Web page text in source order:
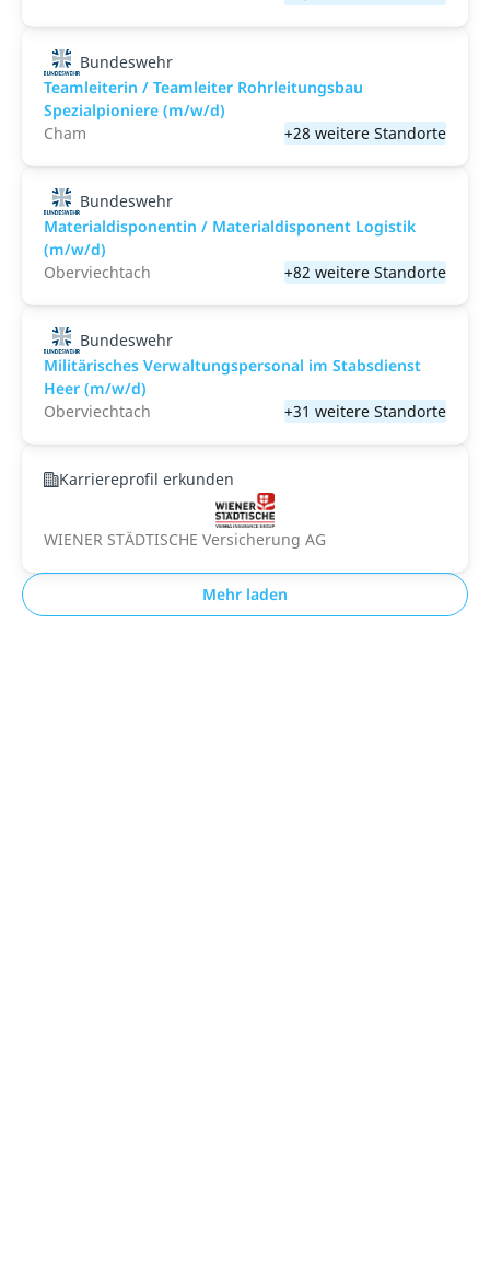
Bundeswehr
Teamleiterin / Teamleiter Rohrleitungsbau
Spezialpioniere (m/w/d)
Cham
+28 weitere Standorte
Bundeswehr
Materialdisponentin / Materialdisponent Logistik
(m/w/d)
Oberviechtach
+82 weitere Standorte
Bundeswehr
Militärisches Verwaltungspersonal im Stabsdienst
Heer (m/w/d)
Oberviechtach
+31 weitere Standorte
Karriereprofil erkunden
WIENER STÄDTISCHE Versicherung AG
Mehr laden